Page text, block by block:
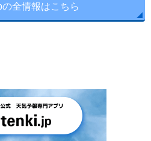
全情報はこちら